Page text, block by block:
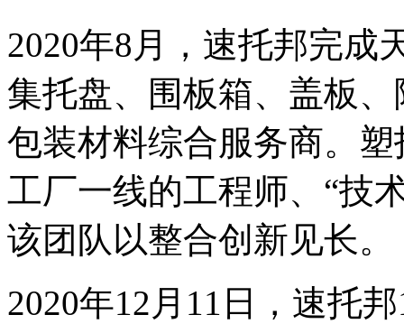
2020年8月，速托邦完成
集托盘、围板箱、盖板
包装材料综合服务商。
工厂一线的工程师、“技
该团队以整合创新见长。
2020年12月11日，速托